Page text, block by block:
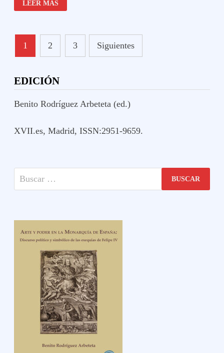
MEMORIA
Y
LEER MÁS
Paginación
de
entradas
1 2 3 Siguientes
EDICIÓN
Benito Rodríguez Arbeteta (ed.)
XVII.es, Madrid, ISSN:2951-9659.
Buscar: